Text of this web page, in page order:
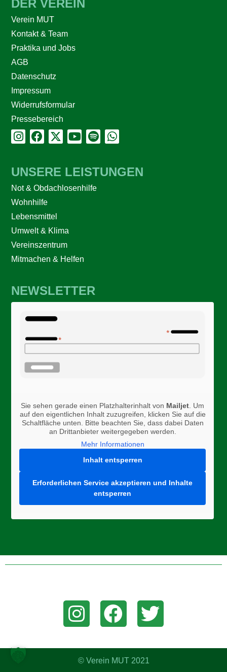
DER VEREIN
Verein MUT
Kontakt & Team
Praktika und Jobs
AGB
Datenschutz
Impressum
Widerrufsformular
Pressebereich
UNSERE LEISTUNGEN
Not & Obdachlosenhilfe
Wohnhilfe
Lebensmittel
Umwelt & Klima
Vereinszentrum
Mitmachen & Helfen
NEWSLETTER
Sie sehen gerade einen Platzhalterinhalt von Mailjet. Um
auf den eigentlichen Inhalt zuzugreifen, klicken Sie auf die
Schaltfläche unten. Bitte beachten Sie, dass dabei Daten
an Drittanbieter weitergegeben werden.
Mehr Informationen
Inhalt entsperren
Erforderlichen Service akzeptieren und Inhalte
entsperren
© Verein MUT 2021